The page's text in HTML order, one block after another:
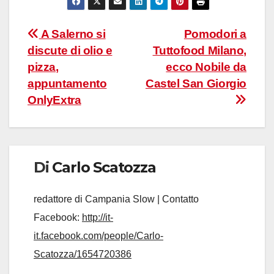
Navigazione
articoli
Pomodori a
Tuttofood Milano,
ecco Nobile da
Castel San Giorgio
A Salerno si
discute di olio e
pizza,
appuntamento
OnlyExtra
Di Carlo Scatozza
redattore di Campania Slow | Contatto
Facebook: http://it-
it.facebook.com/people/Carlo-
Scatozza/1654720386